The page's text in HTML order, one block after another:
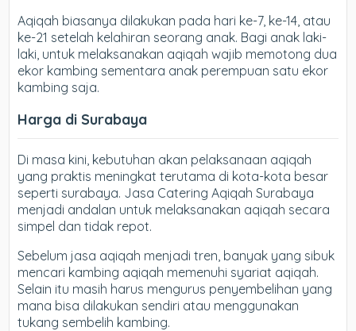
Aqiqah biasanya dilakukan pada hari ke-7, ke-14, atau
ke-21 setelah kelahiran seorang anak. Bagi anak laki-
laki, untuk melaksanakan aqiqah wajib memotong dua
ekor kambing sementara anak perempuan satu ekor
kambing saja.
Harga di Surabaya
Di masa kini, kebutuhan akan pelaksanaan aqiqah
yang praktis meningkat terutama di kota-kota besar
seperti surabaya. Jasa Catering Aqiqah Surabaya
menjadi andalan untuk melaksanakan aqiqah secara
simpel dan tidak repot.
Sebelum jasa aqiqah menjadi tren, banyak yang sibuk
mencari kambing aqiqah memenuhi syariat aqiqah.
Selain itu masih harus mengurus penyembelihan yang
mana bisa dilakukan sendiri atau menggunakan
tukang sembelih kambing.